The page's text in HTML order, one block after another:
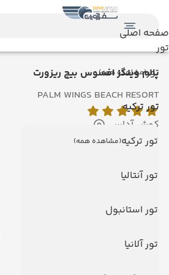
صفحه اصلی
تور
تور(مشاهده همه)
تور ترکیه
تور ترکیه(مشاهده همه)
تور آنتالیا
تور استانبول
تور آلانیا
پالم وینگز افسوس بیچ ریزورت
PALM WINGS BEACH RESORT
کوش آداسی
نمایش روی نقشه
امکانات هتل
تلویزیون کابلی/ماهواره‌ای